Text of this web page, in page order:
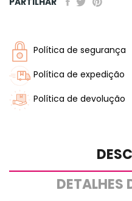
Política de segurança
Política de expedição
Política de devolução
DETALHES